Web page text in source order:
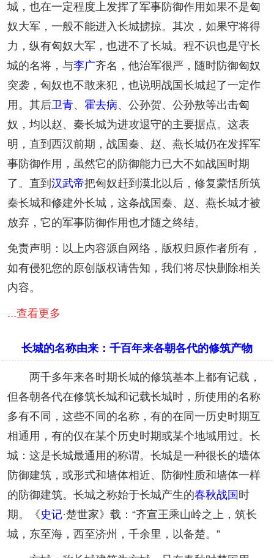
城，也在一定程度上发挥了军事防御作用如果不是匈
奴大军，一般不能进入长城掳掠。其次，如果守将得
力，纵有匈奴大军，也进不了长城。程不识也是守长
城的名将，与李广齐名，他治军很严，随时防御匈奴
突袭，匈奴也不敢来犯，也说明战国长城起了一定作
用。其后卫青、 霍去病、公孙贺、公孙敖等出击匈
奴，均以赵、秦长城为进攻退守的主要据点。这表
明，直到西汉前期，战国秦、赵、燕长城仍在发挥军
事防御作用，虽然它的防御能力已大不如战国时期
了。直到 汉武帝把匈奴赶到漠北以后，修复蒙恬所筑
秦长城和修建外长城，这条战国秦、赵、燕长城才被
放弃，它的军事防御作用也才随之终结。
免责声明：以上内容源自网络，版权归原作者所有，
如有侵犯您的原创版权请告知，我们将尽快删除相关
内容。
...查看更多
长城的名称由来：千百年来各朝各代的修筑产物
两千多年来各时期长城的修筑基本上都有记载，
但各朝各代在修筑长城和记载长城时，所使用的名称
多有不同，这些不同的名称，有的在同一历史时期互
相通用，有的仅在某个历史时期或某个地域用过。长
城：这是长城最通用的称谓。长城是一种很长的墙体
防御建筑，或形式和墙体相近、防御性质和墙体一样
的防御建筑。长城之称始于长城产生的春秋战国 时
期。《史记·楚世家》载：“齐宣王乘山岭之上，筑长
城，东至海，西至济州，千余里，以备楚。”